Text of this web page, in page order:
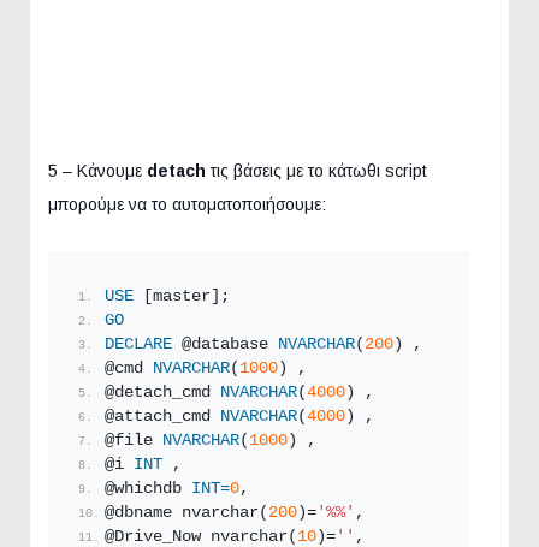
5 – Κάνουμε detachτις βάσεις με το κάτωθι script
μπορούμε να το αυτοματοποιήσουμε:
USE [master];
GO
DECLARE @database NVARCHAR( 200) ,
@cmd NVARCHAR( 1000) ,
@detach_cmd NVARCHAR(4000) ,
@attach_cmd NVARCHAR(4000) ,
@file NVARCHAR( 1000) ,
@i INT ,
@whichdb INT=0,
@dbname nvarchar( 200)= '%%' ,
@Drive_Now nvarchar( 10)= '' ,